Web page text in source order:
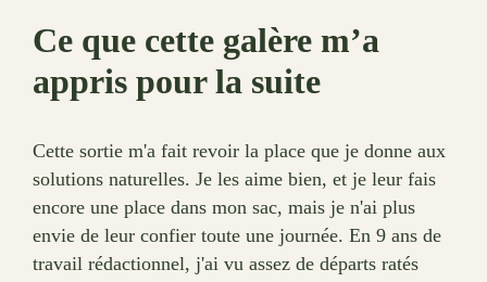
Ce que cette galère m’a
appris pour la suite
Cette sortie m'a fait revoir la place que je donne aux
solutions naturelles. Je les aime bien, et je leur fais
encore une place dans mon sac, mais je n'ai plus
envie de leur confier toute une journée. En 9 ans de
travail rédactionnel, j'ai vu assez de départs ratés